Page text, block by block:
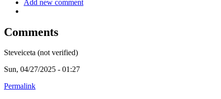
Add new comment
Comments
Steveiceta (not verified)
Sun, 04/27/2025 - 01:27
Permalink